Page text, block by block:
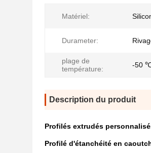
Matériel:
Durameter:
plage de
température:
-50
Description du produit
Profilés extrudés
Profilé d'étanchéité en